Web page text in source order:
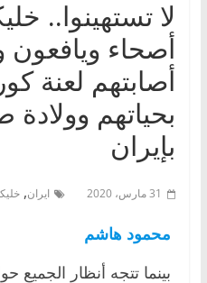
لا تستهينوا..
أصحاء
أصابتهم لعنة
بحياتهم
بإيران
31 مارس، 2020 ايران,
محمود هاشم
بينما تتجه أنظار